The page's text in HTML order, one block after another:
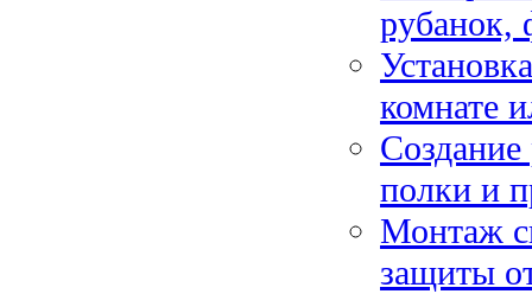
рубанок,
комнате
Создание
полки и
Монтаж
защиты